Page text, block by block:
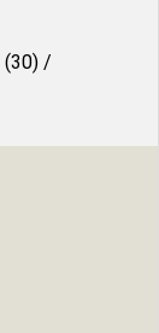
(30) /